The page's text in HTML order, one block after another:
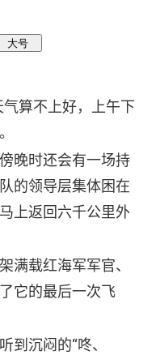
大号
算不上好，上午下
晚时还会有一场持
的领导层集体困在
上返回六千公里外
满载红海军军官、
它的最后一次飞
到沉闷的“咚、